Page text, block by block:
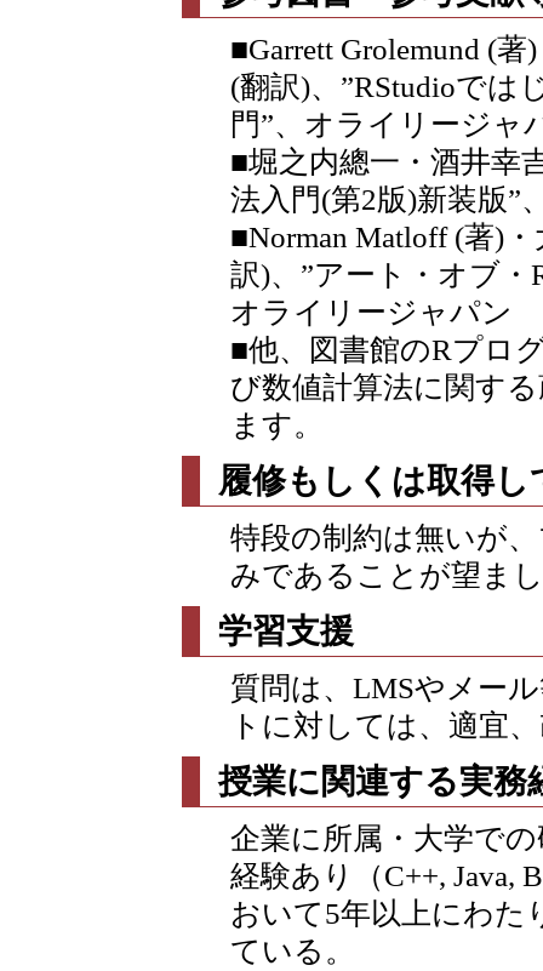
■Garrett Grolemund (
(翻訳)、”RStudioでは
門”、オライリージャ
■堀之内總一・酒井幸
法入門(第2版)新装版”
■Norman Matloff (著)
訳)、”アート・オブ
オライリージャパン
■他、図書館のRプロ
び数値計算法に関す
ます。
履修もしくは取得
特段の制約は無いが
みであることが望ま
学習支援
質問は、LMSやメー
トに対しては、適宜
授業に関連する実務
企業に所属・大学で
経験あり（C++, Java,
おいて5年以上にわた
ている。